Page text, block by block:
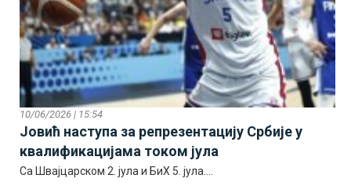
10/06/2026 | 15:54
Јовић наступа за репрезентацију Србије у
квалификацијама током јула
Са Швајцарском 2. јула и БиХ 5. јула....